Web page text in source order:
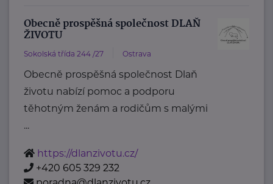
Obecně prospěšná společnost DLAŇ
ŽIVOTU
Sokolská třída 244 /27 Ostrava
Obecně prospěšná společnost Dlaň
životu nabízí pomoc a podporu
těhotným ženám a rodičům s malými
...
https://dlanzivotu.cz/
+420 605 329 232